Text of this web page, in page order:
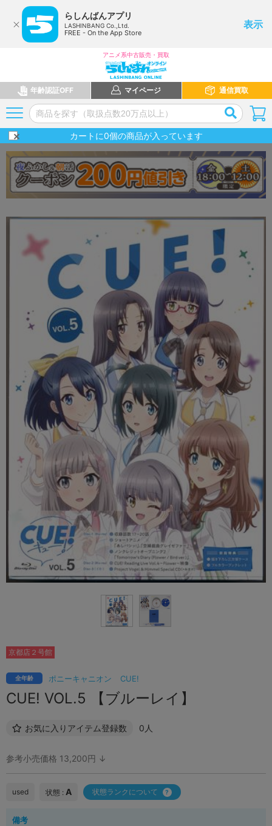
らしんばんアプリ
LASHINBANG Co.,Ltd.
FREE - On the App Store
表示
アニメ系中古販売・買取
年齢認証OFF マイページ 通信買取
カートに0個の商品が入っています
ポニーキャニオン CUE!
全年齢
CUE! VOL.5 【ブルーレイ】
お気に入りアイテム登録数 0人
京都店２号館
参考小売価格 13,200円 ↓
used 状態 : A 状態ランクについて
備考